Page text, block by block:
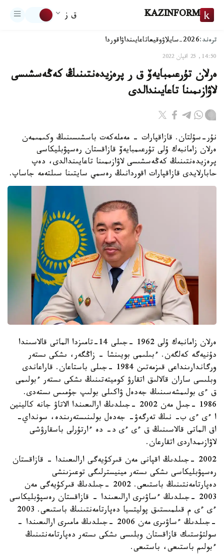
KAZINFORM ق ز
ترەند:2026-سايلاۋ وقيعاتاعايىنداۋاقوردا
14:50, 25 اقپان 2022
ەرلان تۇرعىمبايەۆ ق ر پرەزيدەنتىنىڭ كەڭەسشىسى
لاۋازىمىنا تاعايىندالدى
نۇر-سۇلتان. قازاقپارات - مەملەكەت باسشىسىنىڭ وكىمىمەن
ەرلان زامانبەك ۇلى تۇرعىمبايەۆ قازاقستان رەسپۋبليكاسى
پرەزيدەنتىنىڭ كەڭەسشىسى لاۋازىمىنا تاعايىندالدى، دەپ
حابارلايدى قازاقپارات اقوردانىڭ رەسمي سايتىنا سىلتەمە جاساپ.
ەرلان زامانبەك ۇلى 1962 -جىلى 14-تامىزدا الماتى قالاسىندا
دۇنيەگە كەلگەن. ءبىلىمى بويىنشا - زاڭگەر، ىشكى ىستەر
ورگاندارىنداعى قىزمەتىن 1984 -جىلى باستاعان. قاراعاندى
وبلىسى ساران قالالىق اتقارۋ كوميتەتىنىڭ ىشكى ىستەر ءبولىمى
ق ءى بولىمشەسىنىڭ جەدەل ۋاكىلى بولىپ جۇمىس ىستەدى.
1986 -جىل مەن 2002 -جىلدىڭ ارالىعىندا الاتاۋ جانە كالينين
ا ءى ءى ب- نىڭ تەرگەۋ- جەدەل بولىنىستەرىندە، سونداي-
اق الماتى قالاسىنىڭ ق ءى ءى د- دە ءارتۇرلى باسقارۋشى
لاۋازىمداردى اتقارعان.
2002 -جىلدىڭ اقپانى مەن قىركۇيەگى ارالىعىندا - قازاقستان
رەسپۋبليكاسى ىشكى ىستەر مينيسترلىگى توعىزىنشى
دەپارتامەنتىنىڭ باستىعى. 2002 -جىلدىڭ قىركۇيەگى مەن
2003 -جىلدىڭ ءساۋىرى ارالىعىندا - قازاقستان رەسپۋبليكاسى
ءى ءى م قىلمىستىق پوليتسيا دەپارتامەنتىنىڭ باستىعى. 2003
-جىلدىڭ ءساۋىرى مەن 2006 -جىلدىڭ مامىرى ارالىعىندا -
سولتۇستىك قازاقستان وبلىسى ىشكى ىستەر دەپارتامەنتىنىڭ
ءبولىم باستىعى، باستىعى.